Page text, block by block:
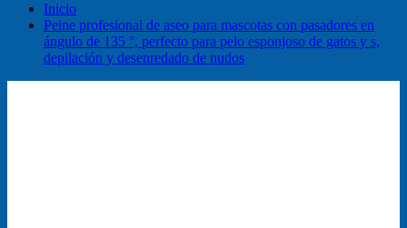
Inicio
Peine profesional de aseo para mascotas con pasadores en
ángulo de 135 °, perfecto para pelo esponjoso de gatos y s,
depilación y desenredado de nudos